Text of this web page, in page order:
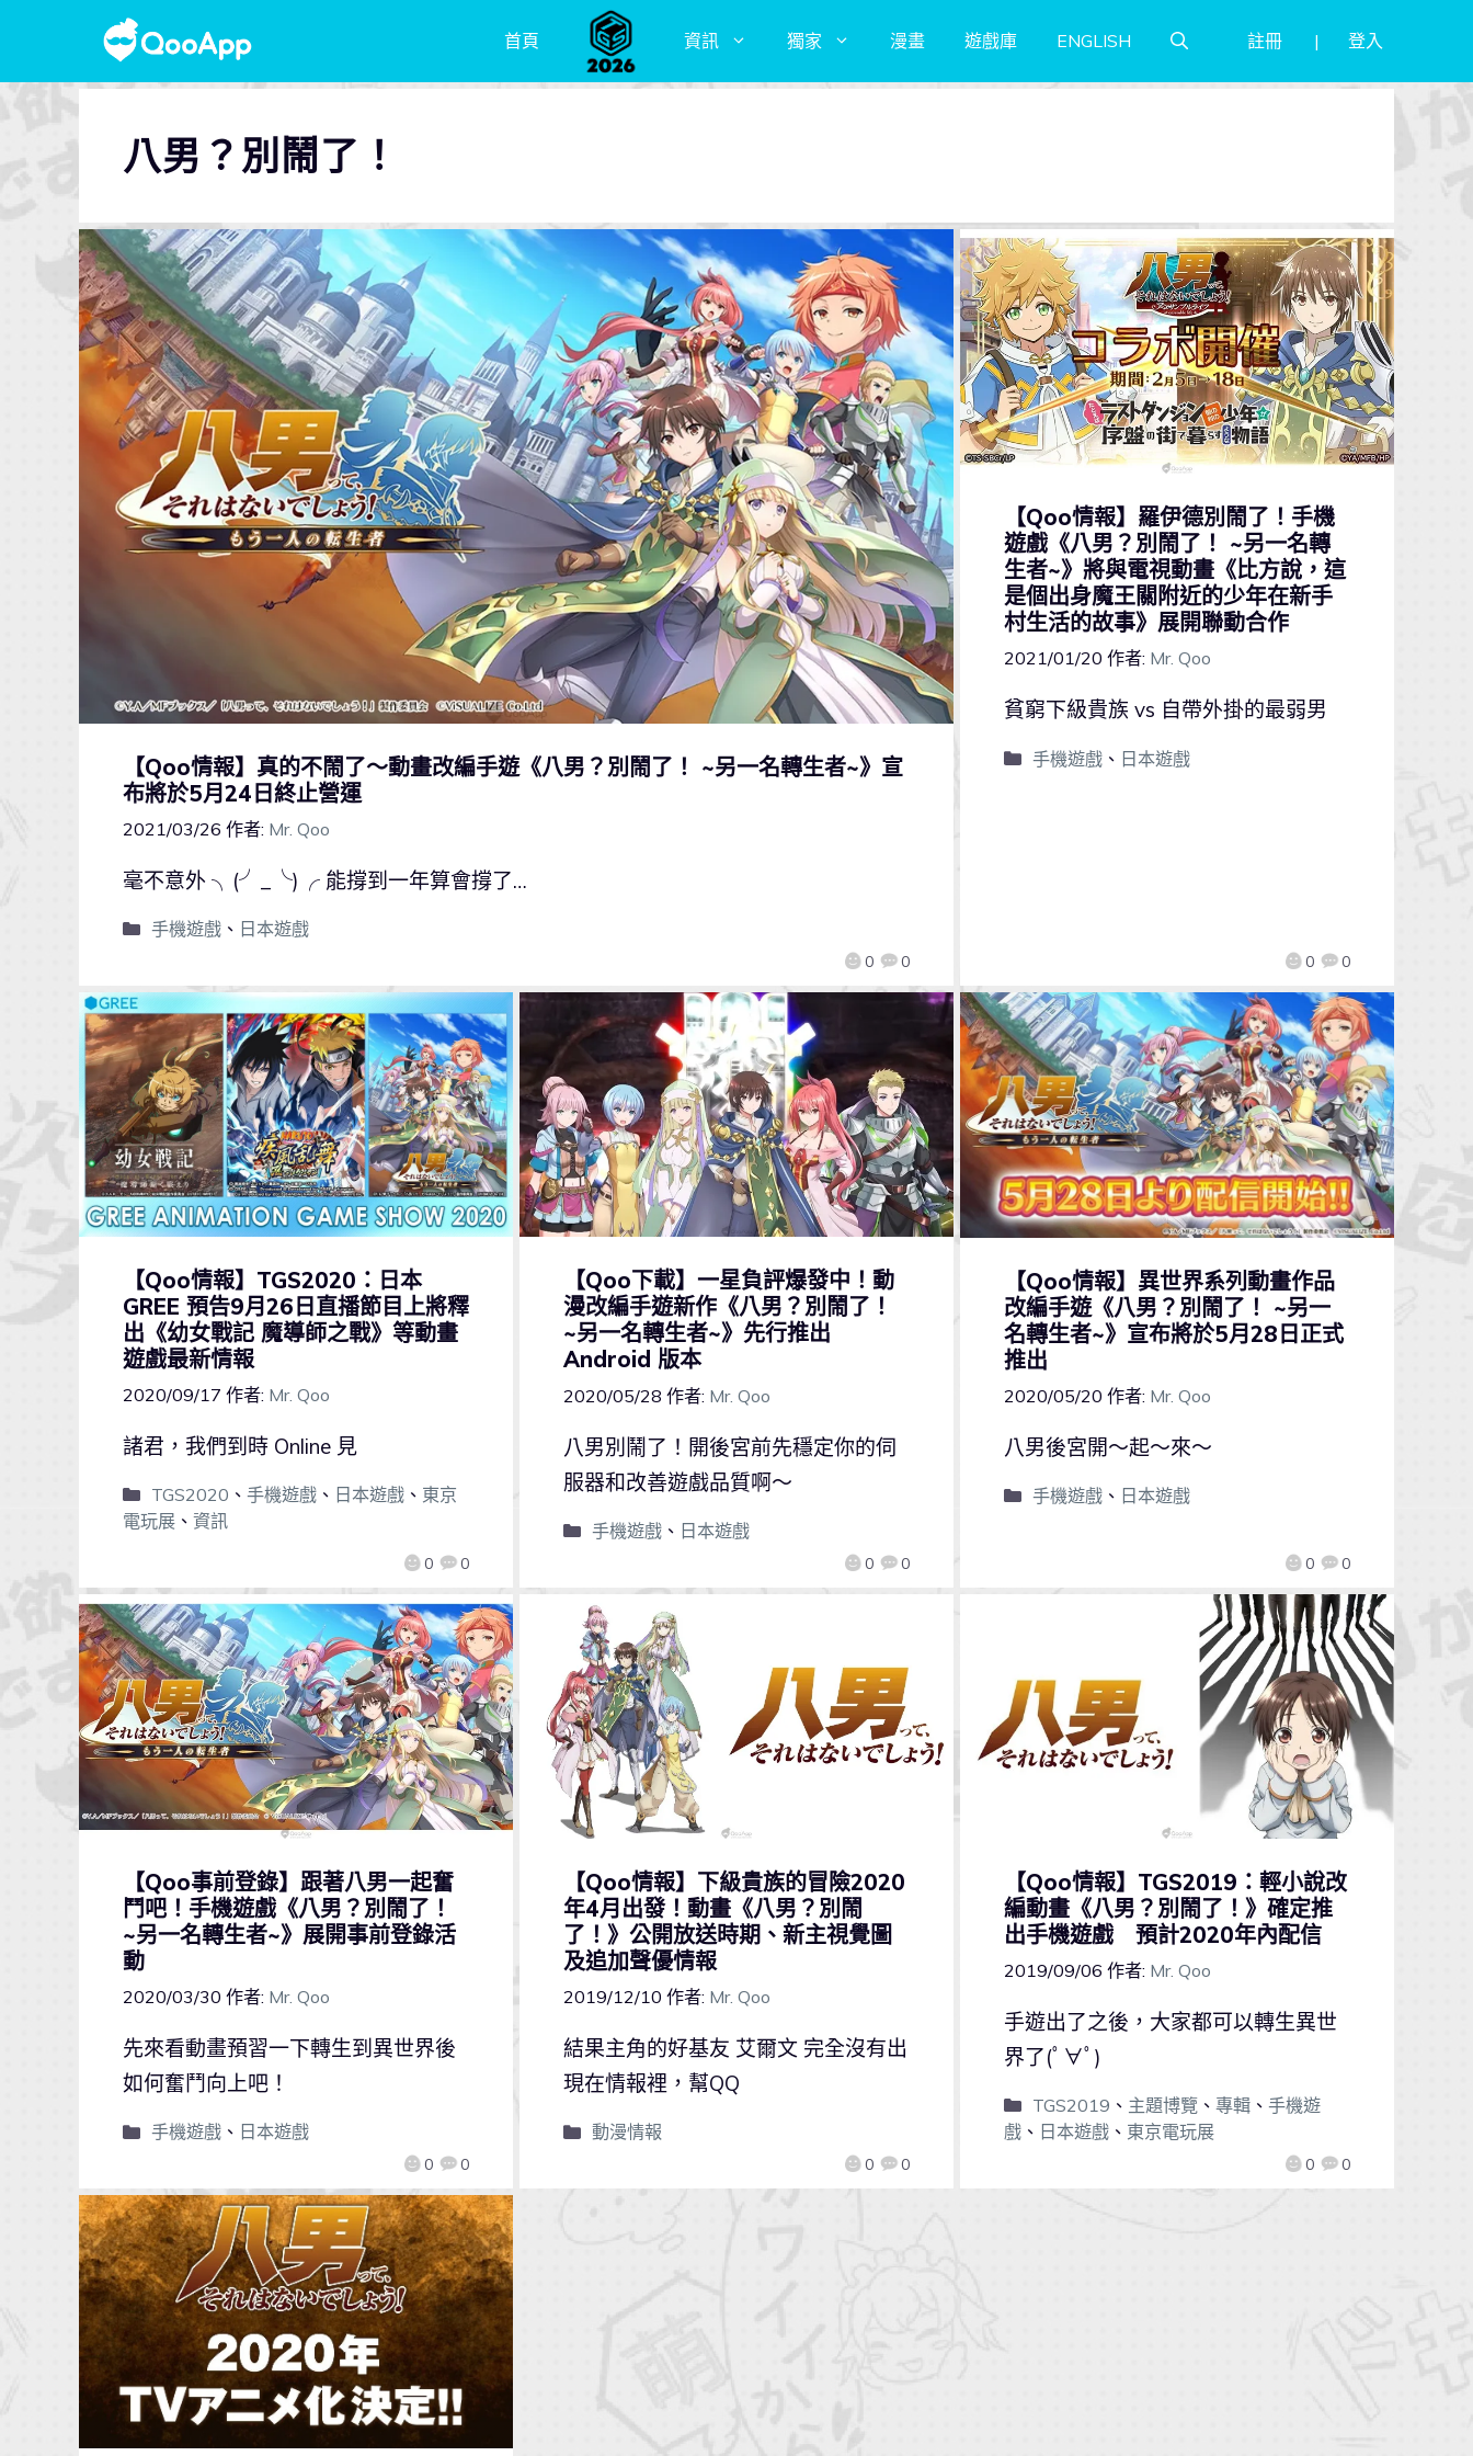
首頁 資訊 獨家 漫畫 遊戲庫 ENGLISH 註冊 登入
八男？別鬧了！
【Qoo情報】真的不鬧了～動畫改編手遊《八男？別鬧了！ ~另一名轉生者~》宣
布將於5月24日終止營運
2021/03/26 作者: Mr. Qoo
0 0
毫不意外 ╮(╯_╰)╭ 能撐到一年算會撐了…
手機遊戲、 日本遊戲
【Qoo情報】羅伊德別鬧了！手機
遊戲《八男？別鬧了！ ~另一名轉
生者~》將與電視動畫《比方說，這
是個出身魔王關附近的少年在新手
村生活的故事》展開聯動合作
2021/01/20 作者: Mr. Qoo
0 0
貧窮下級貴族 vs 自帶外掛的最弱男
手機遊戲、 日本遊戲
【Qoo情報】TGS2020：日本
GREE 預告9月26日直播節目上將釋
出《幼女戰記 魔導師之戰》等動畫
遊戲最新情報
2020/09/17 作者: Mr. Qoo
0 0
諸君，我們到時 Online 見
TGS2020 、 手機遊戲、 日本遊戲、 東京
電玩展 、 資訊
【Qoo下載】一星負評爆發中！動
漫改編手遊新作《八男？別鬧了！
~另一名轉生者~》先行推出
Android 版本
2020/05/28 作者: Mr. Qoo
0 0
八男別鬧了！開後宮前先穩定你的伺
服器和改善遊戲品質啊～
手機遊戲、 日本遊戲
【Qoo情報】異世界系列動畫作品
改編手遊《八男？別鬧了！ ~另一
名轉生者~》宣布將於5月28日正式
推出
2020/05/20 作者: Mr. Qoo
0 0
八男後宮開～起～來～
手機遊戲、 日本遊戲
【Qoo事前登錄】跟著八男一起奮
鬥吧！手機遊戲《八男？別鬧了！
~另一名轉生者~》展開事前登錄活
動
2020/03/30 作者: Mr. Qoo
0 0
先來看動畫預習一下轉生到異世界後
如何奮鬥向上吧！
手機遊戲、 日本遊戲
【Qoo情報】下級貴族的冒險2020
年4月出發！動畫《八男？別鬧
了！》公開放送時期、新主視覺圖
及追加聲優情報
2019/12/10 作者: Mr. Qoo
0 0
結果主角的好基友 艾爾文 完全沒有出
現在情報裡，幫QQ
動漫情報
【Qoo情報】TGS2019：輕小說改
編動畫《八男？別鬧了！》確定推
出手機遊戲 預計2020年內配信
2019/09/06 作者: Mr. Qoo
0 0
手遊出了之後，大家都可以轉生異世
界了(ﾟ∀ﾟ)
TGS2019 、 主題博覽、 專輯、 手機遊
戲、 日本遊戲、 東京電玩展